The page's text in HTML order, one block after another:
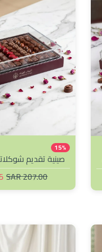
15%
صينية تقديم
417
207.00 SAR